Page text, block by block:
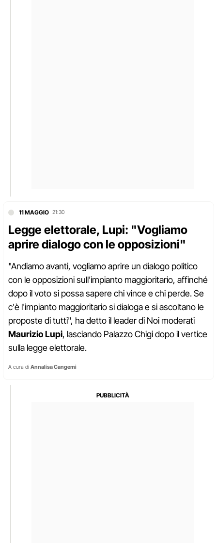
11 MAGGIO 21:30
Legge elettorale, Lupi: "Vogliamo
aprire dialogo con le opposizioni"
"Andiamo avanti, vogliamo aprire un dialogo politico
con le opposizioni sull'impianto maggioritario, affinché
dopo il voto si possa sapere chi vince e chi perde. Se
c'è l'impianto maggioritario si dialoga e si ascoltano le
proposte di tutti", ha detto il leader di Noi moderati
Maurizio Lupi, lasciando Palazzo Chigi dopo il vertice
sulla legge elettorale.
A cura di Annalisa Cangemi